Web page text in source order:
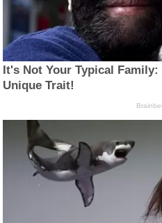
It's Not Your Typical Family:
Unique Trait!